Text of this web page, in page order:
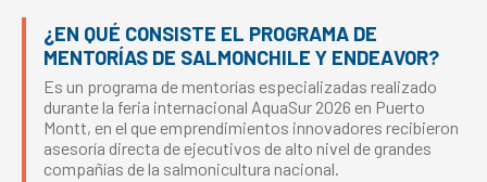
¿EN QUÉ CONSISTE EL PROGRAMA DE
MENTORÍAS DE SALMONCHILE Y ENDEAVOR?
Es un programa de mentorías especializadas realizado
durante la feria internacional AquaSur 2026 en Puerto
Montt, en el que emprendimientos innovadores recibieron
asesoría directa de ejecutivos de alto nivel de grandes
compañías de la salmonicultura nacional.